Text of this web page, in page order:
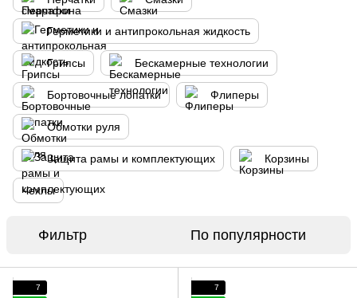
Герметики и антипрокольная жидкость
Грипсы Бескамерные технологии
Бортовочные лопатки Флиперы
Обмотки руля
Защита рамы и комплектующих Корзины
Чехлы
Фильтр По популярности
7
7